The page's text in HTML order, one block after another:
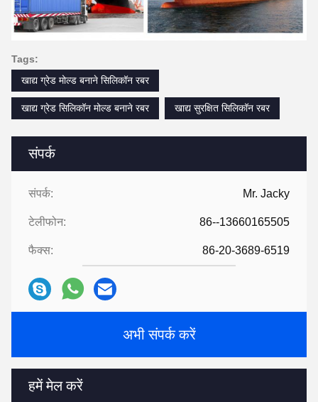
संपर्क
संपर्क: Mr. Jacky
टेलीफोन: 86--13660165505
फैक्स: 86-20-3689-6519
अभी संपर्क करें
हमें मेल करें
Tags:
खाद्य ग्रेड मोल्ड बनाने सिलिकॉन रबर
खाद्य ग्रेड सिलिकॉन मोल्ड बनाने रबर खाद्य सुरक्षित सिलिकॉन रबर